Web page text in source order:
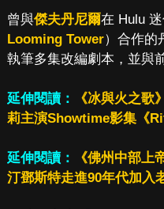
曾與傑夫丹尼爾在 Hulu
Looming Tower）合作的
執筆多集改編劇本，並與
延伸閱讀：
《冰與火之歌
莉主演Showtime影集《
延伸閱讀：
《佛州中部上
汀鄧斯特走進90年代加入